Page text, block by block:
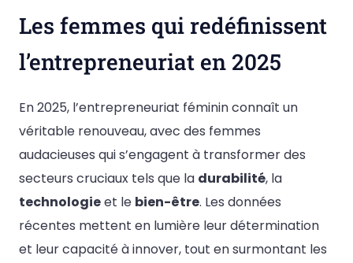
Les femmes qui redéfinissent
l’entrepreneuriat en 2025
En 2025, l’entrepreneuriat féminin connaît un
véritable renouveau, avec des femmes
audacieuses qui s’engagent à transformer des
secteurs cruciaux tels que la durabilité, la
technologieet le bien-être. Les données
récentes mettent en lumière leur détermination
et leur capacité à innover, tout en surmontant les